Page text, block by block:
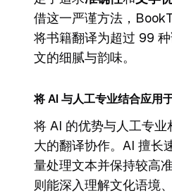
借这一严谨方法，
将书籍翻译为超过 99
文的细腻与韵味。
将 AI 与人工专业结合应用
将 AI 的优势与人工专业
大的翻译协作。AI 擅长
量处理文本并保持较高
则能深入理解文化语境